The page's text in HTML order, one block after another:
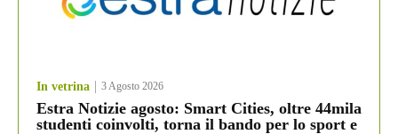
In vetrina 3 Agosto 2026
Estra Notizie agosto: Smart Cities, oltre 44mila
studenti coinvolti, torna il bando per lo sport e